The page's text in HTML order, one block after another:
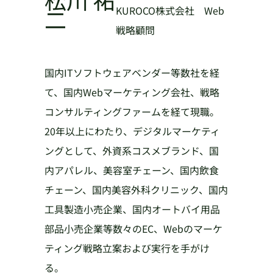
二
KUROCO株式会社 Web
戦略顧問
国内ITソフトウェアベンダー等数社を経
て、国内Webマーケティング会社、戦略
コンサルティングファームを経て現職。
20年以上にわたり、デジタルマーケティ
ングとして、外資系コスメブランド、国
内アパレル、美容室チェーン、国内飲食
チェーン、国内美容外科クリニック、国内
工具製造小売企業、国内オートバイ用品
部品小売企業等数々のEC、Webのマーケ
ティング戦略立案および実行を手がけ
る。